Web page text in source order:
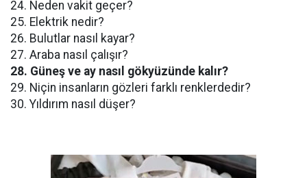
24. Neden vakit geçer?
25. Elektrik nedir?
26. Bulutlar nasıl kayar?
27. Araba nasıl çalışır?
28. Güneş ve ay nasıl gökyüzünde kalır?
29. Niçin insanların gözleri farklı renklerdedir?
30. Yıldırım nasıl düşer?